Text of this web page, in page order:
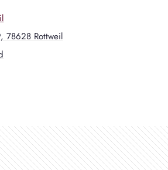
78628 Rottweil